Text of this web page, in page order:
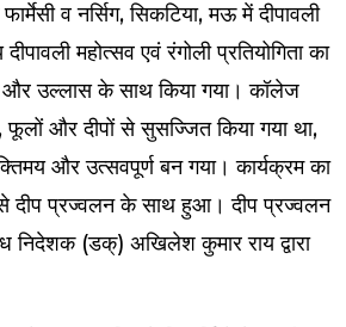
व नर्सिग, सिकटिया, मऊ में दीपावली
महोत्सव एवं रंगोली प्रतियोगिता का
उल्लास के साथ किया गया। कॉलेज
फूलों और दीपों से सुसज्जित किया गया था,
और उत्सवपूर्ण बन गया। कार्यक्रम का
से दीप प्रज्वलन के साथ हुआ। दीप प्रज्वलन
निदेशक (डक्) अखिलेश कुमार राय द्वारा